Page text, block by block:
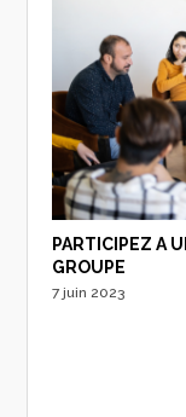
PARTICIPEZ A
GROUPE
7 juin 2023